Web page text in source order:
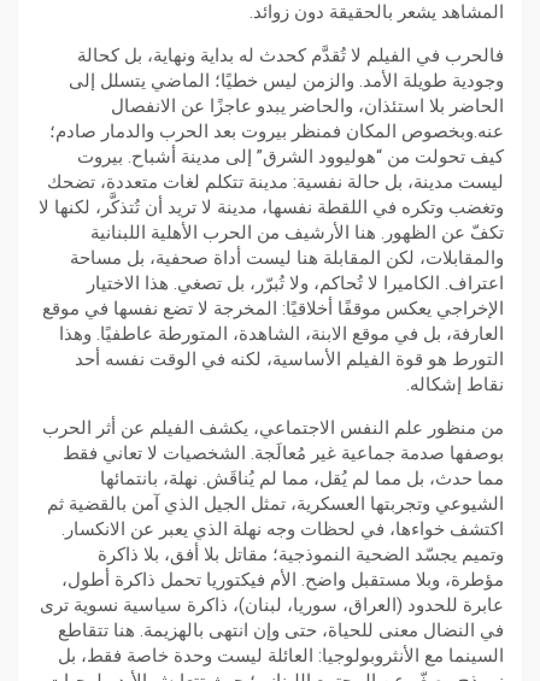
المشاهد يشعر بالحقيقة دون زوائد.
​فالحرب في الفيلم لا تُقدَّم كحدث له بداية ونهاية، بل كحالة
وجودية طويلة الأمد. والزمن ليس خطيًا؛ الماضي يتسلل إلى
الحاضر بلا استئذان، والحاضر يبدو عاجزًا عن الانفصال
عنه.وبخصوص المكان فمنظر بيروت بعد الحرب والدمار صادم؛
كيف تحولت من “هوليوود الشرق” إلى مدينة أشباح. بيروت
ليست مدينة، بل حالة نفسية: مدينة تتكلم لغات متعددة، تضحك
وتغضب وتكره في اللقطة نفسها، مدينة لا تريد أن تُتذكَّر، لكنها لا
تكفّ عن الظهور. هنا الأرشيف من الحرب الأهلية اللبنانية
والمقابلات، لكن المقابلة هنا ليست أداة صحفية، بل مساحة
اعتراف. الكاميرا لا تُحاكم، ولا تُبرّر، بل تصغي. هذا الاختيار
الإخراجي يعكس موقفًا أخلاقيًا: المخرجة لا تضع نفسها في موقع
العارفة، بل في موقع الابنة، الشاهدة، المتورطة عاطفيًا. وهذا
التورط هو قوة الفيلم الأساسية، لكنه في الوقت نفسه أحد
نقاط إشكاله.
​من منظور علم النفس الاجتماعي، يكشف الفيلم عن أثر الحرب
بوصفها صدمة جماعية غير مُعالَجة. الشخصيات لا تعاني فقط
مما حدث، بل مما لم يُقل، مما لم يُناقَش. نهلة، بانتمائها
الشيوعي وتجربتها العسكرية، تمثل الجيل الذي آمن بالقضية ثم
اكتشف خواءها، في لحظات وجه نهلة الذي يعبر عن الانكسار.
وتميم يجسّد الضحية النموذجية؛ مقاتل بلا أفق، بلا ذاكرة
مؤطرة، وبلا مستقبل واضح. الأم فيكتوريا تحمل ذاكرة أطول،
عابرة للحدود (العراق، سوريا، لبنان)، ذاكرة سياسية نسوية ترى
في النضال معنى للحياة، حتى وإن انتهى بالهزيمة. هنا تتقاطع
السينما مع الأنثروبولوجيا: العائلة ليست وحدة خاصة فقط، بل